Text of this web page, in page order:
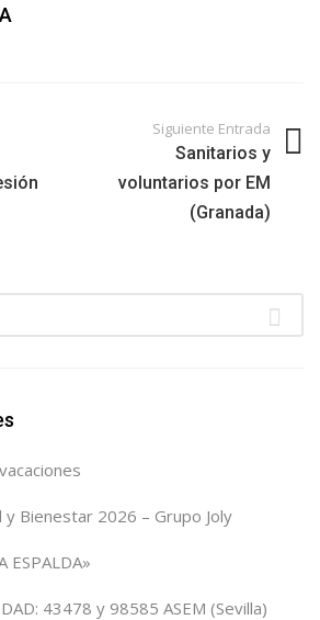
Siguiente Entrada
Sanitarios y
voluntarios por EM
(Granada)
y Bienestar 2026 – Grupo Joly
ESPALDA»
43478 y 98585 ASEM (Sevilla)